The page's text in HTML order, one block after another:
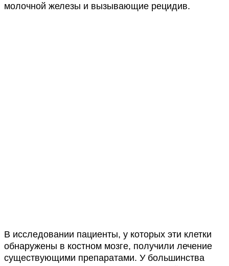
молочной железы и вызывающие рецидив.
В исследовании пациенты, у которых эти клетки
обнаружены в костном мозге, получили лечение
существующими препаратами. У большинства